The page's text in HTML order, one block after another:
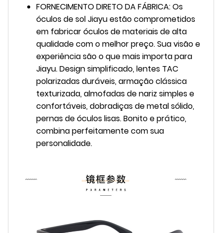
FORNECIMENTO DIRETO DA FÁBRICA: Os
óculos de sol Jiayu estão comprometidos
em fabricar óculos de materiais de alta
qualidade com o melhor preço. Sua visão e
experiência são o que mais importa para
Jiayu. Design simplificado, lentes TAC
polarizadas duráveis, armação clássica
texturizada, almofadas de nariz simples e
confortáveis, dobradiças de metal sólido,
pernas de óculos lisas. Bonito e prático,
combina perfeitamente com sua
personalidade.